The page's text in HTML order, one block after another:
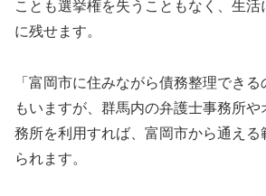
ことも選挙権を失うこともなく、生
に残せます。
「富岡市に住みながら債務整理でき
もいますが、群馬内の弁護士事務所
務所を利用すれば、富岡市から通える
られます。